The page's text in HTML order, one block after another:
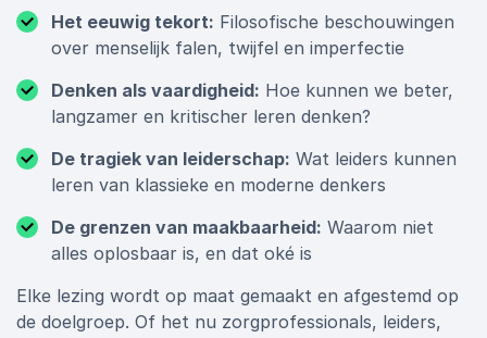
Het eeuwig tekort: Filosofische beschouwingen
over menselijk falen, twijfel en imperfectie
Denken als vaardigheid: Hoe kunnen we beter,
langzamer en kritischer leren denken?
De tragiek van leiderschap: Wat leiders kunnen
leren van klassieke en moderne denkers
De grenzen van maakbaarheid: Waarom niet
alles oplosbaar is, en dat oké is
Elke lezing wordt op maat gemaakt en afgestemd op
de doelgroep. Of het nu zorgprofessionals, leiders,